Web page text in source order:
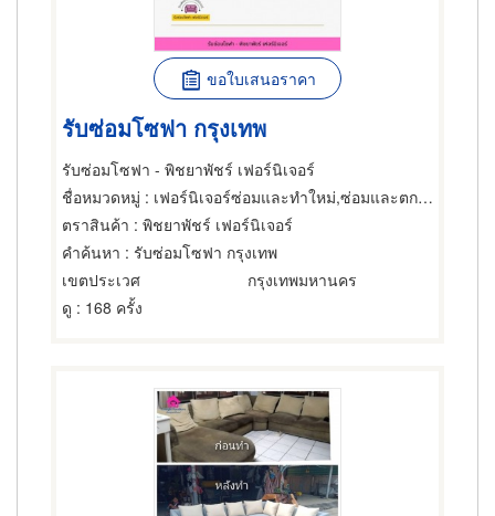
ขอใบเสนอราคา
รับซ่อมโซฟา กรุงเทพ
รับซ่อมโซฟา - พิชยาพัชร์ เฟอร์นิเจอร์
ชื่อหมวดหมู่ : เฟอร์นิเจอร์ซ่อมและทำใหม่,ซ่อมและตกแต่งเฟอร์นิเจอร์และอุปกรณ์สำนักงาน,ซ่อมและตกแต่งเฟอร์นิเจอร์และอุปกรณ์สำนักงาน
ตราสินค้า : พิชยาพัชร์ เฟอร์นิเจอร์
คำค้นหา : รับซ่อมโซฟา กรุงเทพ
เขตประเวศ
กรุงเทพมหานคร
ดู : 168 ครั้ง